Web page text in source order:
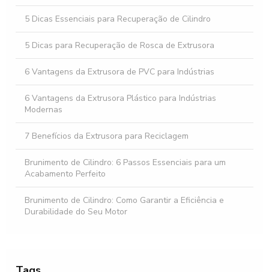
Encontre Extrusora de Filme Plástico Usada à Venda com
Preços Acessíveis
5 Dicas Essenciais para Recuperação de Cilindro
5 Dicas para Recuperação de Rosca de Extrusora
6 Vantagens da Extrusora de PVC para Indústrias
6 Vantagens da Extrusora Plástico para Indústrias
Modernas
7 Benefícios da Extrusora para Reciclagem
Brunimento de Cilindro: 6 Passos Essenciais para um
Acabamento Perfeito
Brunimento de Cilindro: Como Garantir a Eficiência e
Durabilidade do Seu Motor